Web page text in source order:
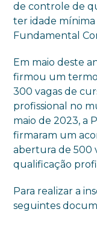
de controle de
ter idade mínima
Fundamental
Em maio deste
firmou um termo
300 vagas de
profissional no
maio de 2023, a
firmaram um
abertura de 500
qualificação
Para realizar a
seguintes